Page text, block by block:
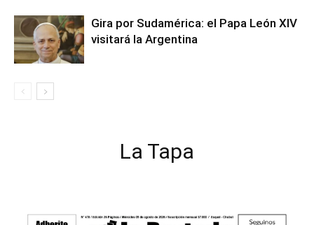
Gira por Sudamérica: el Papa León XIV
visitará la Argentina
La Tapa